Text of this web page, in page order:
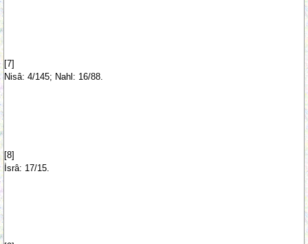
[7]
Nisâ: 4/145; Nahl: 16/88.
[8]
İsrâ: 17/15.